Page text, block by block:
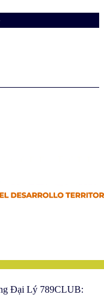
Đại Lý 789CLUB: